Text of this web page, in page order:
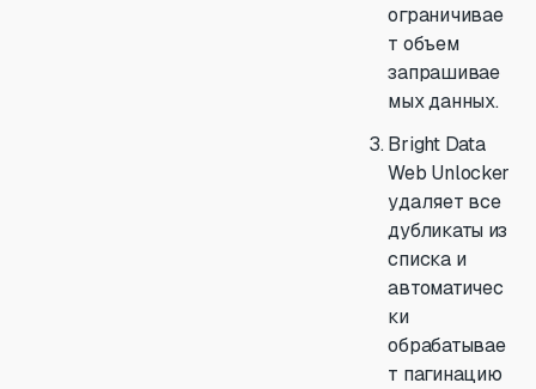
ограничивае
т объем
запрашивае
мых данных.
Bright Data
Web Unlocker
удаляет все
дубликаты из
списка и
автоматичес
ки
обрабатывае
т пагинацию